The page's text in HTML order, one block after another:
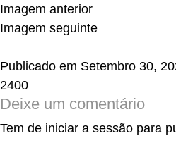
Imagem anterior
Imagem seguinte
Publicado em Setembro 30,
2400
Deixe um comentário
Tem de iniciar a sessão para